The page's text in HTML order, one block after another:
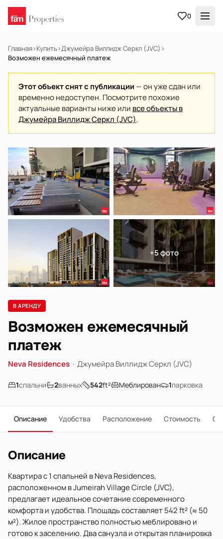
0
Главная›Купить›Джумейра Виллидж Серкл (JVC) ›
Возможен ежемесячный платеж
Этот объект снят с публикации — он уже сдан или
временно недоступен. Посмотрите похожие
актуальные варианты ниже или все объекты в
Джумейра Виллидж Серкл (JVC).
В АРЕНДУ Готов к заселению
+5 фото
В АРЕНДУ
Возможен ежемесячный
платеж
Neva Residences · Джумейра Виллидж Серкл (JVC)
1спальни 2ванных 542ft² Меблирован 1парковка
Описание Удобства Расположение Стоимость О
Описание
Квартира с 1 спальней в Neva Residences,
расположенном в Jumeirah Village Circle (JVC),
предлагает идеальное сочетание современного
комфорта и удобства. Площадь составляет 542 ft² (≈ 50
м²). Жилое пространство полностью меблировано и
готово к заселению. Два санузла и открытая планировка